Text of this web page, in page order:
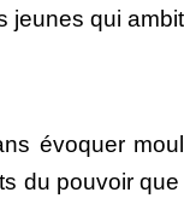
jeunes qui
évoquer
du pouvoir